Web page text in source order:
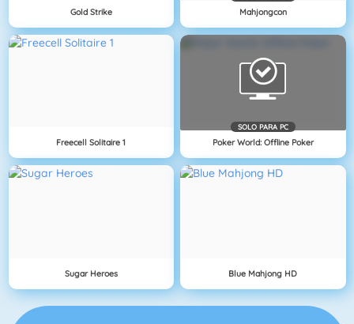
Gold Strike Mahjongcon
Freecell Solitaire 1
SOLO PARA PC
Poker World: Offline Poker
Sugar Heroes Blue Mahjong HD